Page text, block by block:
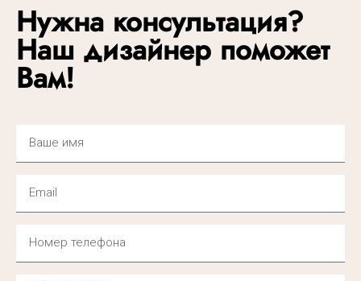
Нужна консультация?
Наш дизайнер поможет
Вам!